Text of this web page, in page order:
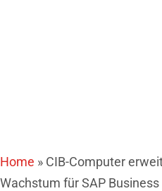
Home » CIB-Computer
Wachstum für SAP Business